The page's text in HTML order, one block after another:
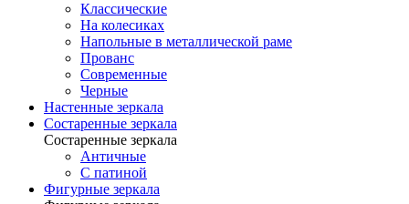
Классические
На колесиках
Напольные в металлической раме
Прованс
Современные
Черные
Настенные зеркала
Состаренные зеркала
Состаренные зеркала
Античные
С патиной
Фигурные зеркала